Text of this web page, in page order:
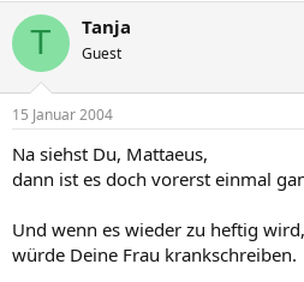
T Tanja
Guest
15 Januar 2004
Na siehst Du, Mattaeus,
dann ist es doch vorerst einmal
Und wenn es wieder zu heftig
würde Deine Frau krankschreiben.